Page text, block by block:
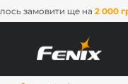
замовити ще на2 000